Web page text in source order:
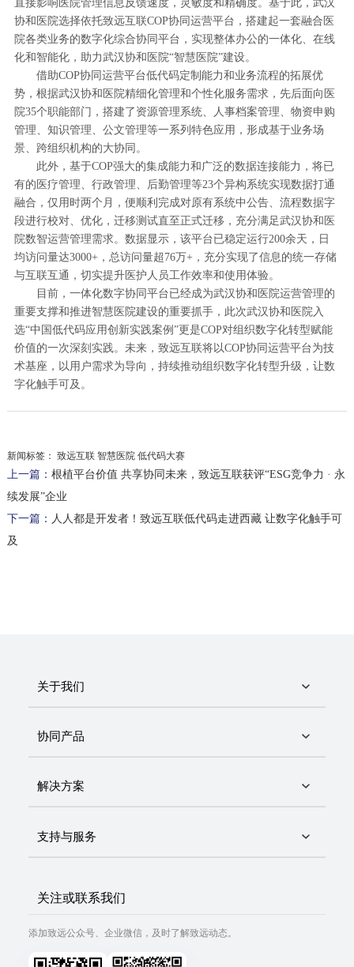
协和医院选择依托致远互联COP协同运营平台，搭建起一套融合医
院各类业务的数字化综合协同平台，实现整体办公的一体化、在线
化和智能化，助力武汉协和医院“智慧医院”建设。
借助COP协同运营平台低代码定制能力和业务流程的拓展优
势，根据武汉协和医院精细化管理和个性化服务需求，先后面向医
院35个职能部门，搭建了资源管理系统、人事档案管理、物资申购
管理、知识管理、公文管理等一系列特色应用，形成基于业务场
景、跨组织机构的大协同。
此外，基于COP强大的集成能力和广泛的数据连接能力，将已
有的医疗管理、行政管理、后勤管理等23个异构系统实现数据打通
融合，仅用时两个月，便顺利完成对原有系统中公告、流程数据字
段进行校对、优化，迁移测试直至正式迁移，充分满足武汉协和医
院数智运营管理需求。数据显示，该平台已稳定运行200余天，日
均访问量达3000+，总访问量超76万+，充分实现了信息的统一存储
与互联互通，切实提升医护人员工作效率和使用体验。
目前，一体化数字协同平台已经成为武汉协和医院运营管理的
重要支撑和推进智慧医院建设的重要抓手，此次武汉协和医院入
选“中国低代码应用创新实践案例”更是COP对组织数字化转型赋能
价值的一次深刻实践。未来，致远互联将以COP协同运营平台为技
术基座，以用户需求为导向，持续推动组织数字化转型升级，让数
字化触手可及。
新闻标签： 致远互联 智慧医院 低代码大赛
上一篇： 根植平台价值 共享协同未来，致远互联获评“ESG竞争力 · 永
续发展”企业
下一篇： 人人都是开发者！致远互联低代码走进西藏 让数字化触手可
及
关于我们
协同产品
解决方案
支持与服务
关注或联系我们
添加致远公众号、企业微信，及时了解致远动态。